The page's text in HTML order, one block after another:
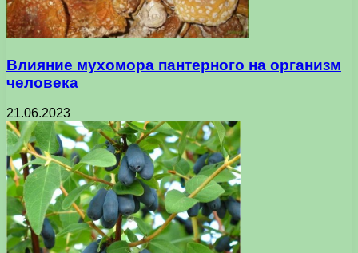
Влияние мухомора пантерного на организм
человека
21.06.2023